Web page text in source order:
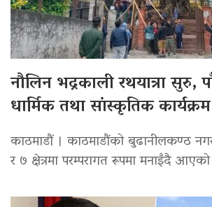
नौलिन भद्रकाली रथयात्रा सुरु,
धार्मिक तथा सांस्कृतिक
काठमाडौं । काठमाडौंको बुढानीलकण्ठ
र ७ क्षेत्रमा परम्परागत रूपमा मनाइँदै आएको